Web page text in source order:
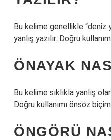
Bu kelime genellikle “deniz
yanlış yazılır. Doğru
ÖNAYAK
Bu kelime sıklıkla yanlış
Doğru kullanımı önsöz
ÖNGÖRÜ